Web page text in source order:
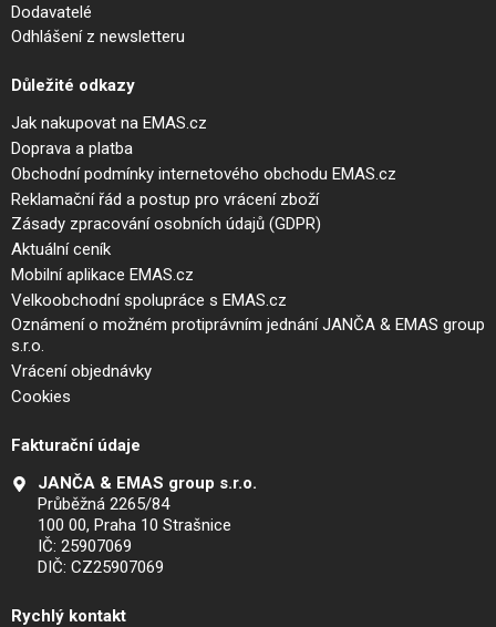
Dodavatelé
Odhlášení z newsletteru
Důležité odkazy
Jak nakupovat na EMAS.cz
Doprava a platba
Obchodní podmínky internetového obchodu EMAS.cz
Reklamační řád a postup pro vrácení zboží
Zásady zpracování osobních údajů (GDPR)
Aktuální ceník
Mobilní aplikace EMAS.cz
Velkoobchodní spolupráce s EMAS.cz
Oznámení o možném protiprávním jednání JANČA & EMAS group
s.r.o.
Vrácení objednávky
Cookies
Fakturační údaje
JANČA & EMAS group s.r.o.
Průběžná 2265/84
100 00, Praha 10 Strašnice
IČ: 25907069
DIČ: CZ25907069
Rychlý kontakt